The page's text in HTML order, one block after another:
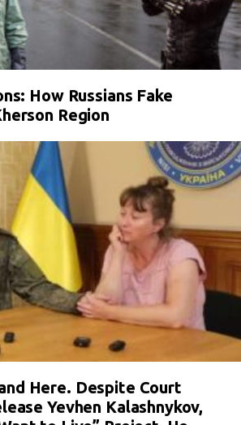
How Russians Fake
Region
Here. Despite Court
Yevhen Kalashnykov,